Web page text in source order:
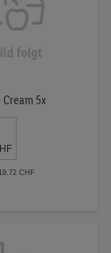
5x
CHF